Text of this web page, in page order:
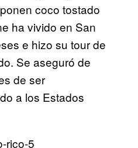
coco tostado
ha vivido en San
e hizo su tour de
Se aseguró de
de ser
a los Estados